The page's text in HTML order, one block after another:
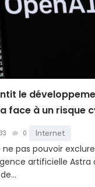
le
face à un risque
0 Internet
ne pas pouvoir
artificielle